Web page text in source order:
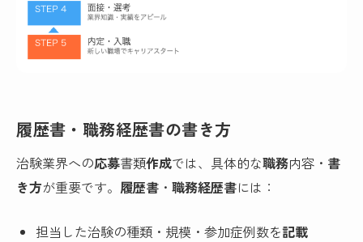
履歴書・職務経歴書の書き方
治験業界への応募書類作成では、具体的な職務内容・ 書
き方が重要です。 履歴書 ・職務経歴書には：
担当した治験の種類・規模・参加症例数を記載